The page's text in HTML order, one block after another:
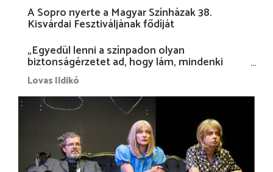
A Sopro nyerte a Magyar Színházak 38.
Kisvárdai Fesztiváljának fődíját
„Egyedül lenni a színpadon olyan
biztonságérzetet ad, hogy lám, mindenki
más nélkül is megvagyok magammal…”
Lovas Ildikó